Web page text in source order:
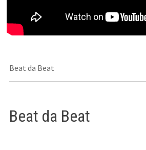
Beat da Beat
Beat da Beat